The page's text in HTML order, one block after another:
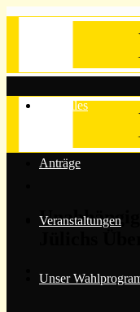
Aktuelles
Anträge
Veranstaltungen
Unser